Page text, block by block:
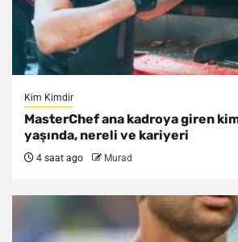
Kim Kimdir
MasterChef ana kadroya giren
yaşında, nereli ve kariyeri
4 saat ago Murad